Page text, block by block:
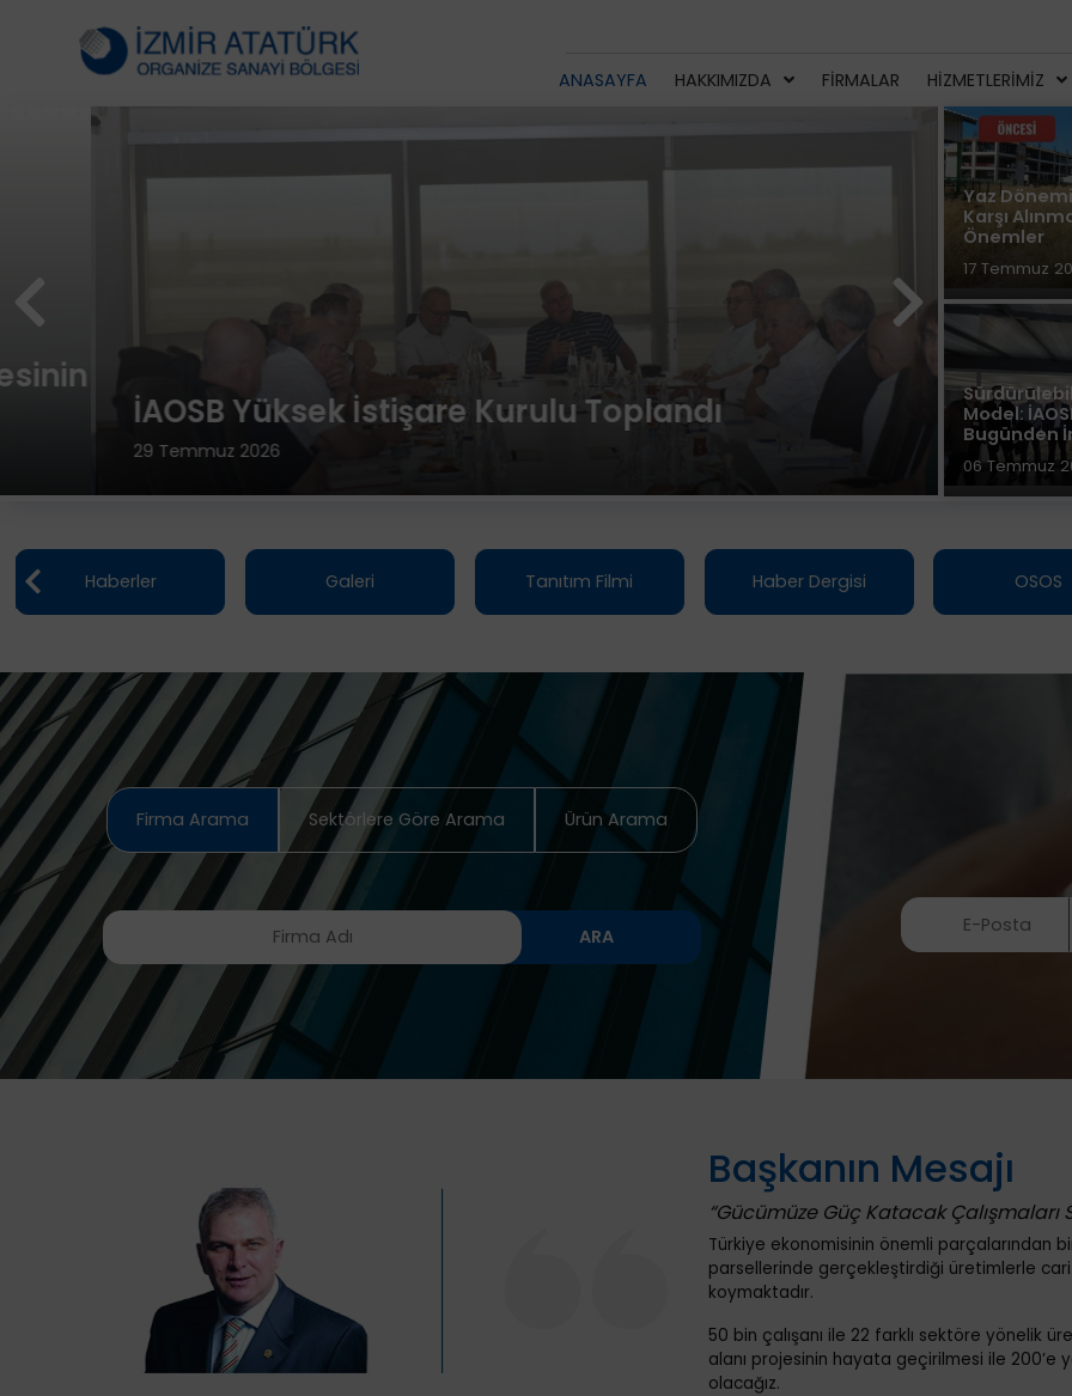
ANASAYFA HAKKIMIZDA FIRMALAR HIZMETLERIMIZ
İAOSB Yüksek İstişare Kurulu Toplandı
29 Temmuz 2026 27
Yaz
Karşı
Önemler
17 Temmuz
Model:
Bugünden
06 Temmuz
Haberler Galeri Tanıtım Filmi Haber Dergisi OSOS
Firma Arama Sektörlere Göre Arama Ürün Arama
ARA
Başkanın Mesajı
“Gücümüze Güç Katacak Çalışmaları
Türkiye ekonomisinin önemli parçalarından
parsellerinde gerçekleştirdiği üretimlerle cari
koymaktadır.
50 bin çalışanı ile 22 farklı sektöre yönelik
alanı projesinin hayata geçirilmesi ile 200’e
olacağız.